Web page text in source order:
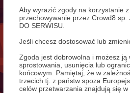
Aby wyrazić zgody na korzystanie
przechowywanie przez Crowd8
DO SERWISU.
Jeśli chcesz dostosować lub
Zgoda jest dobrowolna i możesz ją
sprostowania, usunięcia lub
końcowym. Pamiętaj, że w
trzecich tj. z państw spoza
celów przetwarzania znajdują się